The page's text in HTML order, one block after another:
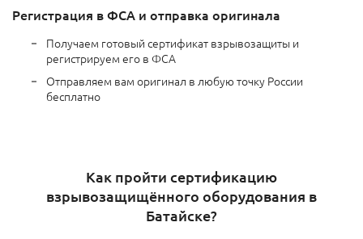
Регистрация в ФСА и отправка оригинала
Получаем готовый сертификат взрывозащиты и
регистрируем его в ФСА
Отправляем вам оригинал в любую точку России
бесплатно
Как пройти сертификацию
взрывозащищённого оборудования в
Батайске?